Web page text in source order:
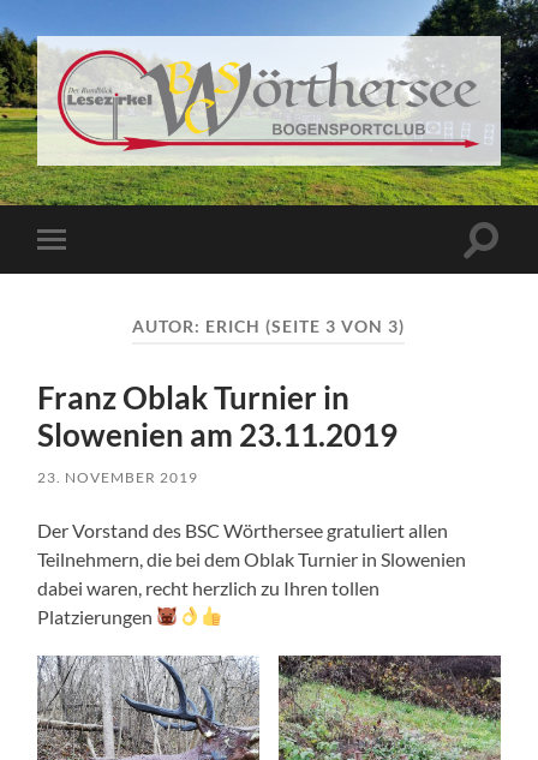
BSC
Wörthersee
Menü
AUTOR: ERICH (SEITE 3 VON 3)
Franz Oblak Turnier in
Slowenien am 23.11.2019
23. NOVEMBER 2019
Der Vorstand des BSC Wörthersee gratuliert allen
Teilnehmern, die bei dem Oblak Turnier in Slowenien
dabei waren, recht herzlich zu Ihren tollen
Platzierungen